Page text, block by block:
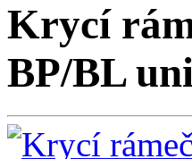
Krycí
BP/BL